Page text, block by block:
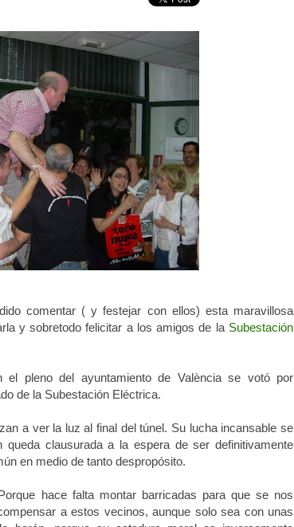
comentar ( y festejar con ellos) esta maravillosa
y sobretodo felicitar a los amigos de la Subestación
pleno del ayuntamiento de València se votó por
de la Subestación Eléctrica.
a ver la luz al final del túnel. Su lucha incansable se
queda clausurada a la espera de ser definitivamente
en medio de tanto despropósito.
hace falta montar barricadas para que se nos
a estos vecinos, aunque solo sea con unas